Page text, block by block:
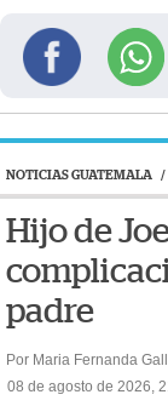
NOTICIAS GUATEMALA /
Hijo de
padre
Por Maria Fernanda
08 de agosto de 2026,